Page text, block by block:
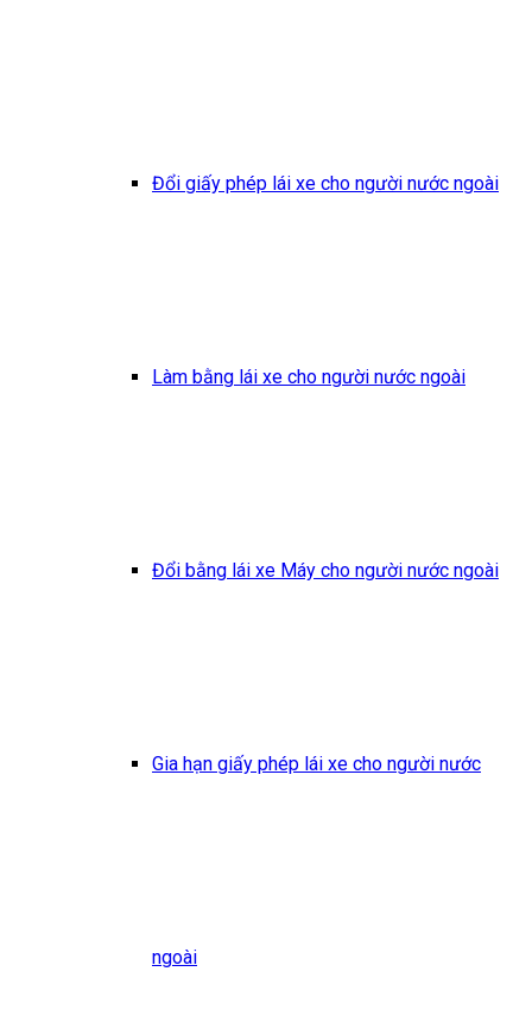
Đổi giấy phép lái xe cho người nước ngoài
Làm bằng lái xe cho người nước ngoài
Đổi bằng lái xe Máy cho người nước ngoài
Gia hạn giấy phép lái xe cho người nước
ngoài